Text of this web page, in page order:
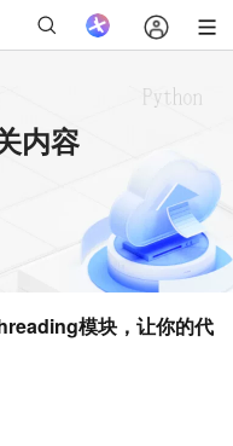
内容
模块，让你的代